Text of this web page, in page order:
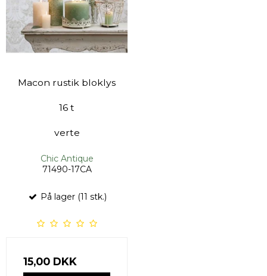
Macon rustik bloklys
16 t
verte
Chic Antique
71490-17CA
På lager (11 stk.)
15,00 DKK